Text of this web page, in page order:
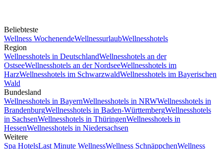
Beliebteste
Wellness WochenendeWellnessurlaubWellnesshotels
Region
Wellnesshotels in DeutschlandWellnesshotels an der
OstseeWellnesshotels an der NordseeWellnesshotels im
HarzWellnesshotels im SchwarzwaldWellnesshotels im Bayerischen
Wald
Bundesland
Wellnesshotels in BayernWellnesshotels in NRWWellnesshotels in
BrandenburgWellnesshotels in Baden-WürttembergWellnesshotels
in SachsenWellnesshotels in ThüringenWellnesshotels in
HessenWellnesshotels in Niedersachsen
Weitere
Spa HotelsLast Minute WellnessWellness SchnäppchenWellness